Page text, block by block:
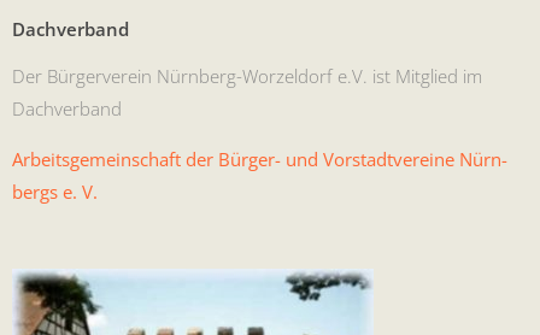
Dachverband
Der Bürg­ervere­in Nürn­berg-Worzel­dorf e.V. ist Mit­glied im
Dachverband
Arbeits­ge­mein­schaft der Bürg­er- und Vorstadtvere­ine Nürn­
bergs e. V.